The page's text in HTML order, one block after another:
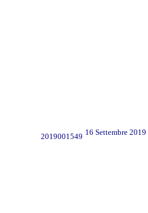
2019001549 16 Settembre 2019